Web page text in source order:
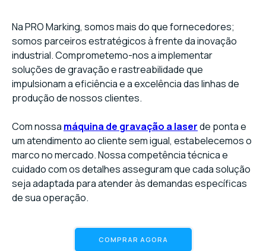
Na PRO Marking, somos mais do que fornecedores;
somos parceiros estratégicos à frente da inovação
industrial. Comprometemo-nos a implementar
soluções de gravação e rastreabilidade que
impulsionam a eficiência e a excelência das linhas de
produção de nossos clientes.
Com nossa máquina de gravação a laserde ponta e
um atendimento ao cliente sem igual, estabelecemos o
marco no mercado. Nossa competência técnica e
cuidado com os detalhes asseguram que cada solução
seja adaptada para atender às demandas específicas
de sua operação.
COMPRAR AGORA